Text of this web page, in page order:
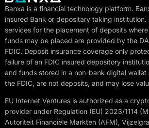
Banxa is a financial technology platform.
insured Bank or depositary taking institution.
services for the placement of deposits where
funds may be placed are provided by the
FDIC. Deposit insurance coverage only
failure of an FDIC insured depository
and funds stored in a non-bank digital wallet
the FDIC, are not deposits, and may lose
EU Internet Ventures is authorized as a
provider under Regulation (EU) 2023/1114
Autoriteit Financiële Markten (AFM),